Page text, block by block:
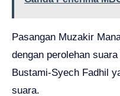
Pasangan Muzakir
dengan perolehan
Bustami-Syech Fadhil
suara.